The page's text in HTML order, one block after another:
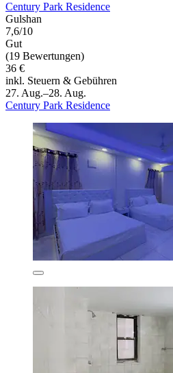
Century Park Residence
Gulshan
7,6/10
Gut
(19 Bewertungen)
36 €
inkl. Steuern & Gebühren
27. Aug.–28. Aug.
Century Park Residence